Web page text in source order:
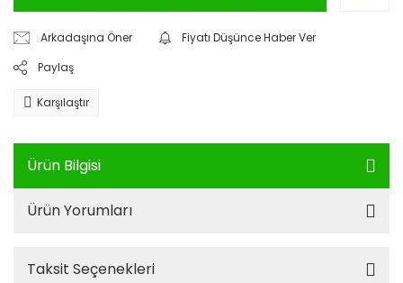
Arkadaşına Öner
Fiyatı Düşünce Haber Ver
Paylaş
Karşılaştır
Ürün Bilgisi
Ürün Yorumları
Taksit Seçenekleri